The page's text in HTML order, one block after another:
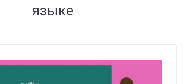
языке